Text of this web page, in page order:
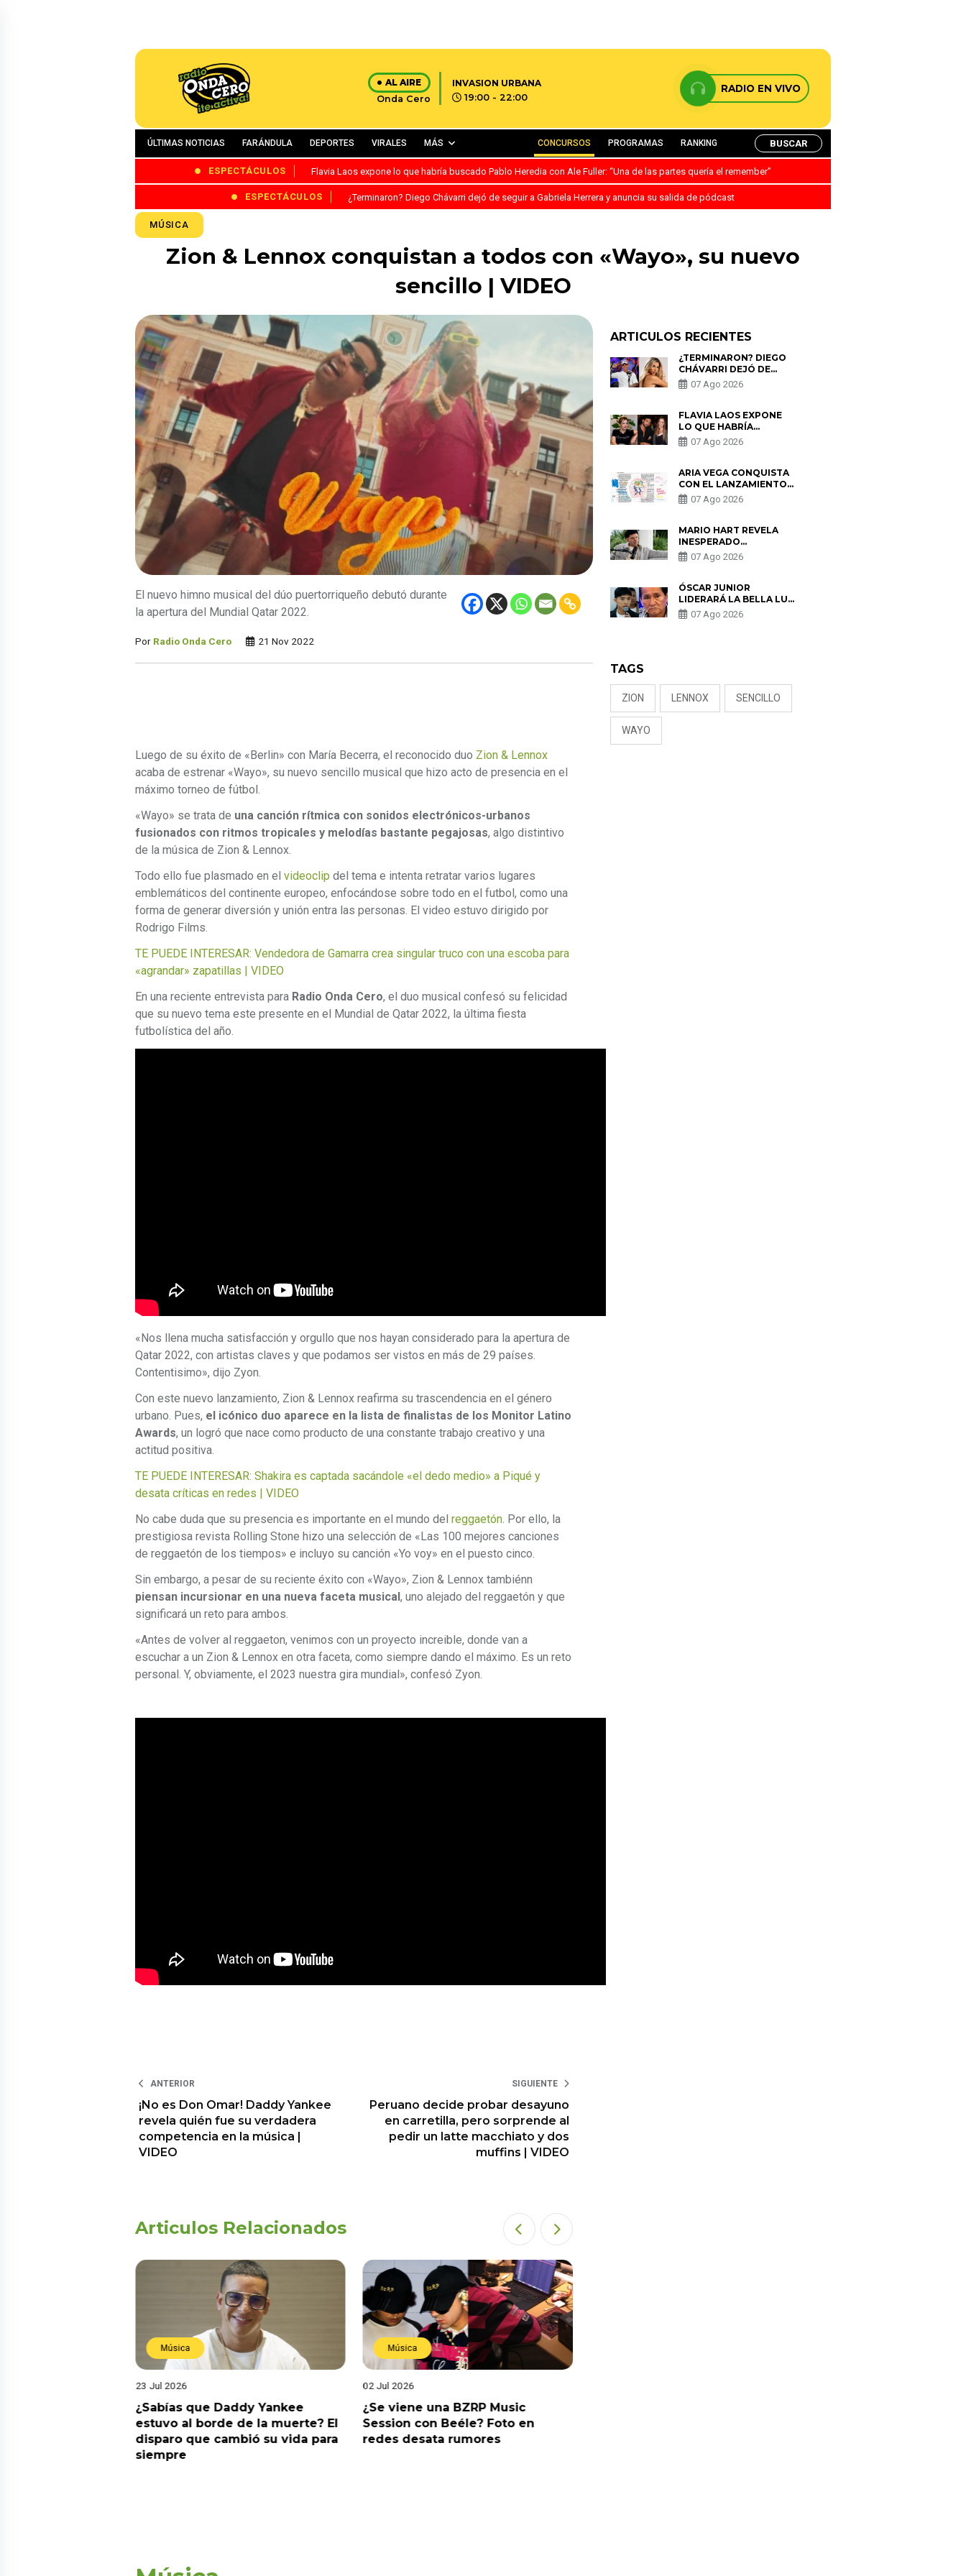
AL AIRE
Onda Cero
INVASION URBANA
19:00 - 22:00
RADIO EN VIVO
ÚLTIMAS NOTICIAS FARÁNDULA DEPORTES VIRALES MÁS CONCURSOS PROGRAMAS RANKING BUSCAR
ESPECTÁCULOS Flavia Laos expone lo que habría buscado Pablo Heredia con Ale Fuller: “Una de las partes quería el remember”
ESPECTÁCULOS ¿Terminaron? Diego Chávarri dejó de seguir a Gabriela Herrera y anuncia su salida de pódcast
MÚSICA
Zion & Lennox conquistan a todos con «Wayo», su nuevo
sencillo | VIDEO
El nuevo himno musical del dúo puertorriqueño debutó durante
la apertura del Mundial Qatar 2022.
Por Radio Onda Cero 21 Nov 2022
Luego de su éxito de «Berlin» con María Becerra, el reconocido duo Zion & Lennox
acaba de estrenar «Wayo», su nuevo sencillo musical que hizo acto de presencia en el
máximo torneo de fútbol.
«Wayo» se trata de una canción rítmica con sonidos electrónicos-urbanos
fusionados con ritmos tropicales y melodías bastante pegajosas, algo distintivo
de la música de Zion & Lennox.
Todo ello fue plasmado en el videoclip del tema e intenta retratar varios lugares
emblemáticos del continente europeo, enfocándose sobre todo en el futbol, como una
forma de generar diversión y unión entra las personas. El video estuvo dirigido por
Rodrigo Films.
TE PUEDE INTERESAR: Vendedora de Gamarra crea singular truco con una escoba para
«agrandar» zapatillas | VIDEO
En una reciente entrevista para Radio Onda Cero, el duo musical confesó su felicidad
que su nuevo tema este presente en el Mundial de Qatar 2022, la última fiesta
futbolística del año.
«Nos llena mucha satisfacción y orgullo que nos hayan considerado para la apertura de
Qatar 2022, con artistas claves y que podamos ser vistos en más de 29 países.
Contentisimo», dijo Zyon.
Con este nuevo lanzamiento, Zion & Lennox reafirma su trascendencia en el género
urbano. Pues, el icónico duo aparece en la lista de finalistas de los Monitor Latino
Awards, un logró que nace como producto de una constante trabajo creativo y una
actitud positiva.
TE PUEDE INTERESAR: Shakira es captada sacándole «el dedo medio» a Piqué y
desata críticas en redes | VIDEO
No cabe duda que su presencia es importante en el mundo del reggaetón . Por ello, la
prestigiosa revista Rolling Stone hizo una selección de «Las 100 mejores canciones
de reggaetón de los tiempos» e incluyo su canción «Yo voy» en el puesto cinco.
Sin embargo, a pesar de su reciente éxito con «Wayo», Zion & Lennox tambiénn
piensan incursionar en una nueva faceta musical, uno alejado del reggaetón y que
significará un reto para ambos.
«Antes de volver al reggaeton, venimos con un proyecto increible, donde van a
escuchar a un Zion & Lennox en otra faceta, como siempre dando el máximo. Es un reto
personal. Y, obviamente, el 2023 nuestra gira mundial», confesó Zyon.
ANTERIOR
¡No es Don Omar! Daddy Yankee
revela quién fue su verdadera
competencia en la música |
VIDEO
SIGUIENTE
Peruano decide probar desayuno
en carretilla, pero sorprende al
pedir un latte macchiato y dos
muffins | VIDEO
Articulos Relacionados
Música
23 Jul 2026
¿Sabías que Daddy Yankee
estuvo al borde de la muerte? El
disparo que cambió su vida para
siempre
Música
02 Jul 2026
¿Se viene una BZRP Music
Session con Beéle? Foto en
redes desata rumores
ARTICULOS RECIENTES
¿TERMINARON? DIEGO
CHÁVARRI DEJÓ DE
SEGUIR A GABRIELA
HERRERA Y ANUNCIA SU
07 Ago 2026
FLAVIA LAOS EXPONE
LO QUE HABRÍA
BUSCADO PABLO
HEREDIA CON ALE
PARTES QUERÍA EL
REMEMBER”
07 Ago 2026
ARIA VEGA CONQUISTA
CON EL LANZAMIENTO
DE “TOTOTO (+4)”
07 Ago 2026
MARIO HART REVELA
INESPERADO
PROBLEMA DE SALUD
ANTES DE SEPARARSE
ENCONTRARON UN
TUMOR”
07 Ago 2026
ÓSCAR JUNIOR
LIDERARÁ LA BELLA LUZ
TRAS SALIDA DE SU
PADRE POR POLÉMICA
07 Ago 2026
TAGS
ZION LENNOX SENCILLO
WAYO